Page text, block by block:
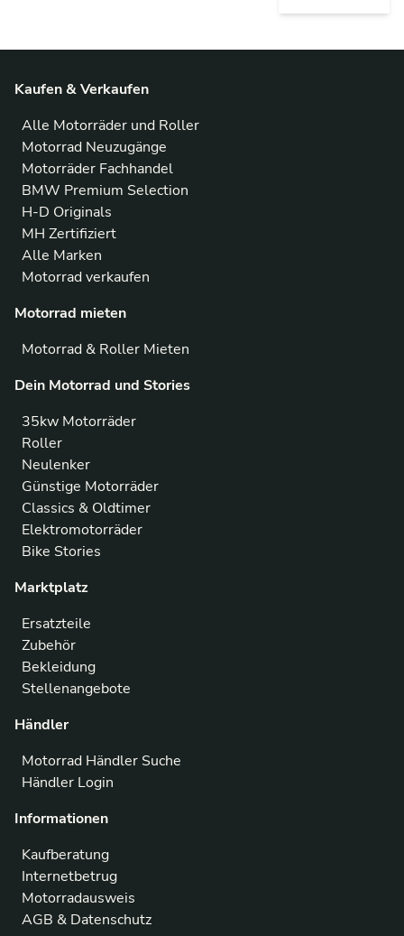
Kaufen & Verkaufen
Alle Motorräder und Roller
Motorrad Neuzugänge
Motorräder Fachhandel
BMW Premium Selection
H-D Originals
MH Zertifiziert
Alle Marken
Motorrad verkaufen
Motorrad mieten
Motorrad & Roller Mieten
Dein Motorrad und Stories
35kw Motorräder
Roller
Neulenker
Günstige Motorräder
Classics & Oldtimer
Elektromotorräder
Bike Stories
Marktplatz
Ersatzteile
Zubehör
Bekleidung
Stellenangebote
Händler
Motorrad Händler Suche
Händler Login
Informationen
Kaufberatung
Internetbetrug
Motorradausweis
AGB & Datenschutz